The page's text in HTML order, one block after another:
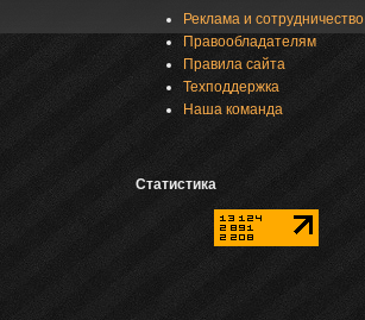
Реклама и сотрудничество
Правообладателям
Правила сайта
Техподдержка
Наша команда
Статистика